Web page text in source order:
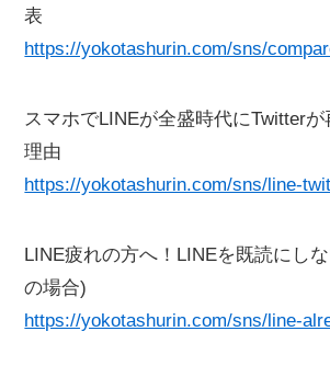
表
https://yokotashurin.com/sns/
スマホでLINEが全盛時代にTwitter
理由
https://yokotashurin.com/sns/line-
LINE疲れの方へ！LINEを既読にし
の場合)
https://yokotashurin.com/sns/line-